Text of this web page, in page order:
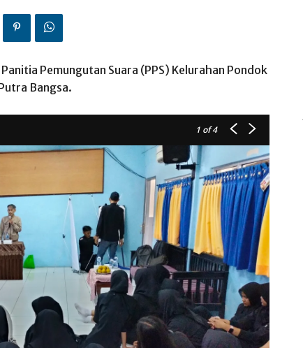
Pemungutan Suara (PPS) Kelurahan Pondok
Bangsa.
1 of 4